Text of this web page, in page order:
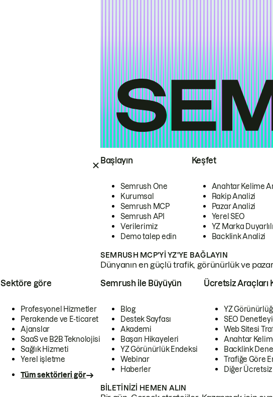
Başlayın
Semrush One
Kurumsal
Semrush MCP
Semrush API
Verilerimiz
Demo talep edin
Keşfet
Anahtar Kelime
Rakip Analizi
Pazar Analizi
Yerel SEO
YZ Marka
Backlink Analizi
SEMRUSH MCP'YI YZ'YE BAĞLAYIN
Dünyanın en güçlü trafik, görünürlük ve
Sektöre göre
Profesyonel Hizmetler
Perakende ve E-ticaret
Ajanslar
SaaS ve B2B Teknolojisi
Sağlık Hizmeti
Yerel işletme
Tüm sektörleri gör
Semrush ile Büyüyün
Blog
Destek Sayfası
Akademi
Başarı Hikayeleri
YZ Görünürlük Endeksi
Webinar
Haberler
Ücretsiz Araçları
YZ
SEO
Web Sitesi
Anahtar
Backlink
Trafiğe Göre
Diğer
BILETINIZI HEMEN ALIN